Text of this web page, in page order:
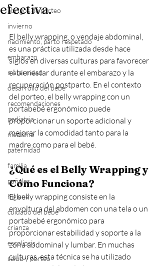
abrigos de porteo
invierno
nacimiento, parto respetado
embarazo
maternidad
desarrollo del bebe
recomendaciones
pediatria
medicina
paternidad
familia
pañales
higiene
cuidado del bebé
crianza
escoliosis
salud y porteo
efectiva.
El belly wrapping, o vendaje abdominal,
es una práctica utilizada desde hace
siglos en diversas culturas para favorecer
el bienestar durante el embarazo y la
recuperación postparto. En el contexto
del porteo, el belly wrapping con un
portabebé ergonómico puede
proporcionar un soporte adicional y
mejorar la comodidad tanto para la
madre como para el bebé.
¿Qué es el Belly Wrapping y
Cómo Funciona?
El belly wrapping consiste en la
envoltura del abdomen con una tela o un
portabebé ergonómico para
proporcionar estabilidad y soporte a la
zona abdominal y lumbar. En muchas
culturas, esta técnica se ha utilizado